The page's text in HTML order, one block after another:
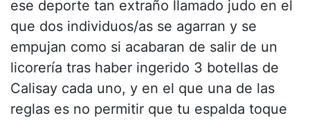
ese deporte tan extraño llamado judo en el
que dos individuos/as se agarran y se
empujan como si acabaran de salir de un
licorería tras haber ingerido 3 botellas de
Calisay cada uno, y en el que una de las
reglas es no permitir que tu espalda toque